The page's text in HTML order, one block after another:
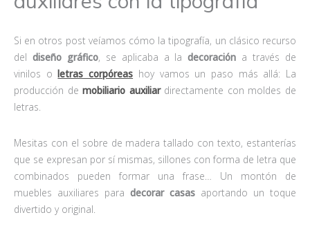
Si en otros post veíamos cómo la tipografía, un clásico recurso
del diseño gráfico, se aplicaba a ladecoración a través de
vinilos oletras corpóreas hoy vamos un paso más allá: La
producción demobiliario auxiliardirectamente con moldes de
letras.
Mesitas con el sobre de madera tallado con texto, estanterías
que se expresan por sí mismas, sillones con forma de letra que
combinados pueden formar una frase… Un montón de
muebles auxiliares para decorar casas aportando un toque
divertido y original.